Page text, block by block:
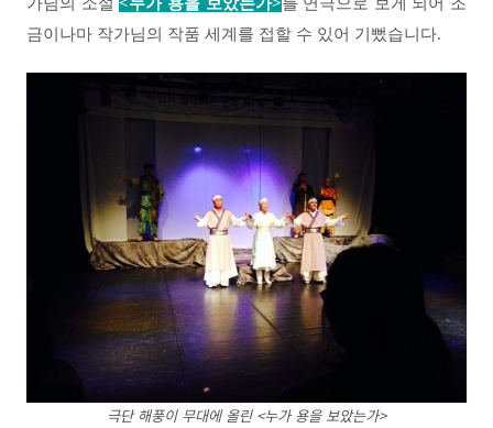
가님의 소설<누가 용을 보았는가>를 연극으로 보게 되어 조
금이나마 작가님의 작품 세계를 접할 수 있어 기뻤습니다.
극단 해풍이 무대에 올린 <누가 용을 보았는가>